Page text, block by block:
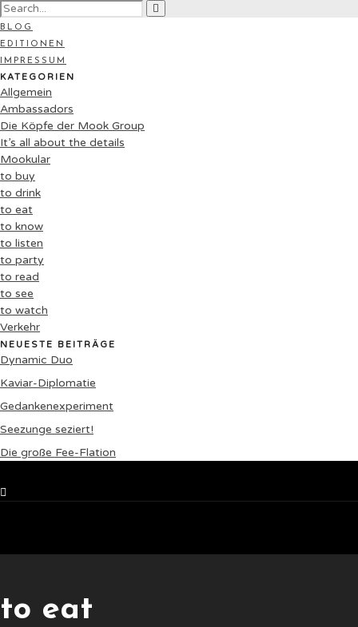
BLOG
EDITIONEN
IMPRESSUM
KATEGORIEN
Allgemein
Ambassadors
Die Köpfe der Mook Group
It’s all about the details
Mookular
to buy
to drink
to eat
to know
to listen
to party
to read
to see
to watch
Verkehr
NEUESTE BEITRÄGE
Dynamic Duo
Kaviar-Diplomatie
Gedankenexperiment
Seezunge seziert!
Die große Fee-Flation
to eat